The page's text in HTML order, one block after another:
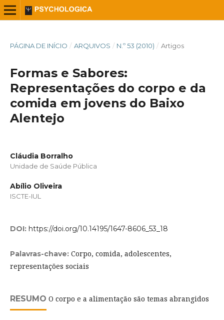
PÁGINA DE INÍCIO / ARQUIVOS / N.º 53 (2010) / Artigos
Formas e Sabores:
Representações do corpo e da
comida em jovens do Baixo
Alentejo
Cláudia Borralho
Unidade de Saúde Pública
Abílio Oliveira
ISCTE-IUL
DOI: https://doi.org/10.14195/1647-8606_53_18
Palavras-chave: Corpo, comida, adolescentes,
representações sociais
RESUMO O corpo e a alimentação são temas abrangidos